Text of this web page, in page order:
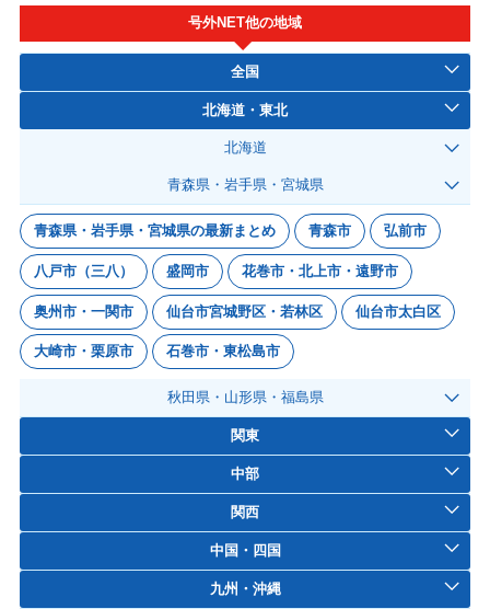
号外NET他の地域
全国
北海道・東北
北海道
青森県・岩手県・宮城県
青森県・岩手県・宮城県の最新まとめ 青森市 弘前市
八戸市（三八） 盛岡市 花巻市・北上市・遠野市
奥州市・一関市 仙台市宮城野区・若林区 仙台市太白区
大崎市・栗原市 石巻市・東松島市
秋田県・山形県・福島県
関東
中部
関西
中国・四国
九州・沖縄